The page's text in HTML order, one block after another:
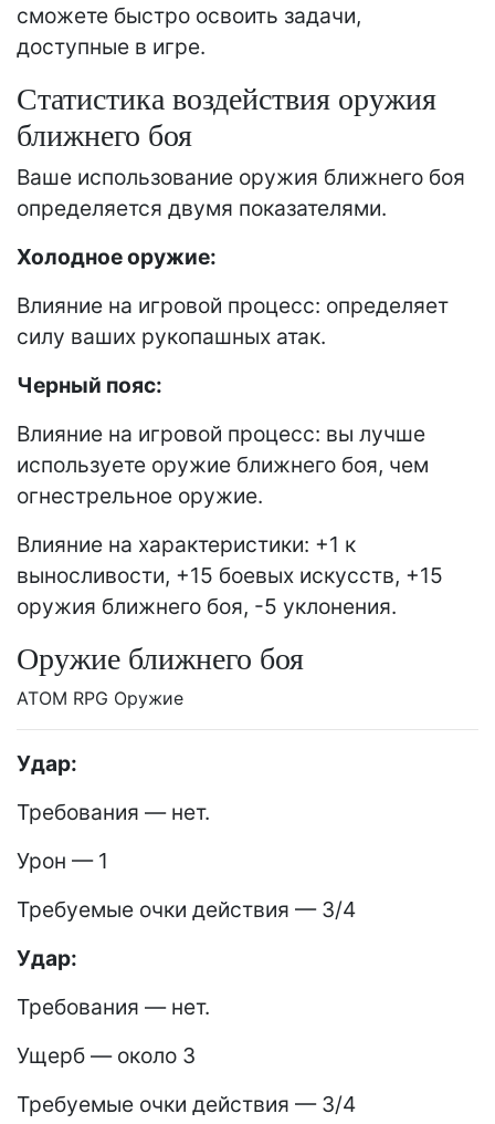
сможете быстро освоить задачи,
доступные в игре.
Статистика воздействия оружия
ближнего боя
Ваше использование оружия ближнего боя
определяется двумя показателями.
Холодное оружие:
Влияние на игровой процесс: определяет
силу ваших рукопашных атак.
Черный пояс:
Влияние на игровой процесс: вы лучше
используете оружие ближнего боя, чем
огнестрельное оружие.
Влияние на характеристики: +1 к
выносливости, +15 боевых искусств, +15
оружия ближнего боя, -5 уклонения.
Оружие ближнего боя
ATOM RPG Оружие
Удар:
Требования — нет.
Урон — 1
Требуемые очки действия — 3/4
Удар:
Требования — нет.
Ущерб — около 3
Требуемые очки действия — 3/4